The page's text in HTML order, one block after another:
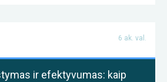
6 ak. val.
ir efektyvumas: kaip